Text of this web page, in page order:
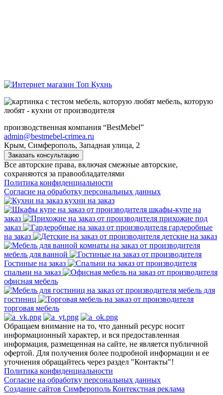
мебель, которую
любят - кухни от производителя
производственная компания “BestMebel”
admin@bestmebel-crimea.ru
Крым, Симферополь, Западная улица, 2
Заказать консультацию
Все авторские права, включая смежные авторские,
сохраняются за правообладателями
Политика конфиденциальности
Согласие на обработку персональных данных
кухни на заказ
шкафы-купе на
заказ
прихожие под
заказ
гардеробные
на заказ
детские на заказ
мебель для ванной
Гостиные на заказ
спальни на заказ
офисная мебель
мебель для
гостиниц
торговая мебель
Обращаем внимание на то, что данный ресурс носит
информационный характер, и вся предоставленная
информация, размещенная на сайте, не является публичной
офертой. Для получения более подробной информации и ее
уточнения обращайтесь через раздел "Контакты"!
Политика конфиденциальности
Согласие на обработку персональных данных
Создание сайтов Симферополь Контекстная реклама